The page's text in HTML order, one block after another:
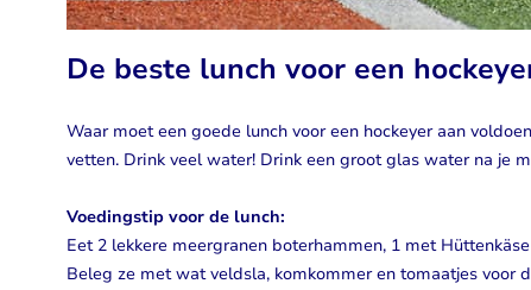
De beste lunch voor een
Waar moet een goede lunch voor een hockeyer aan
vetten. Drink veel water! Drink een groot glas water na je
Voedingstip voor de lunch:
Eet 2 lekkere meergranen boterhammen, 1 met
Beleg ze met wat veldsla, komkommer en tomaatjes voor